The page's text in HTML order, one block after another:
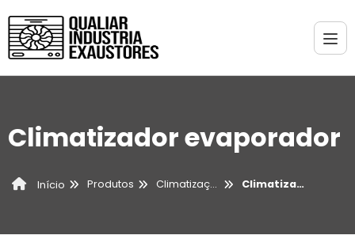
Climatizador evaporador
Início Produtos Climatização Climatizador evaporador